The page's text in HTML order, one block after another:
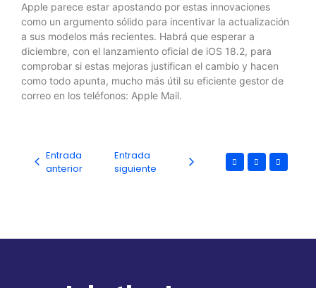
Apple parece estar apostando por estas innovaciones
como un argumento sólido para incentivar la actualización
a sus modelos más recientes. Habrá que esperar a
diciembre, con el lanzamiento oficial de iOS 18.2, para
comprobar si estas mejoras justifican el cambio y hacen
como todo apunta, mucho más útil su eficiente gestor de
correo en los teléfonos: Apple Mail.
Entrada
anterior
Entrada
siguiente